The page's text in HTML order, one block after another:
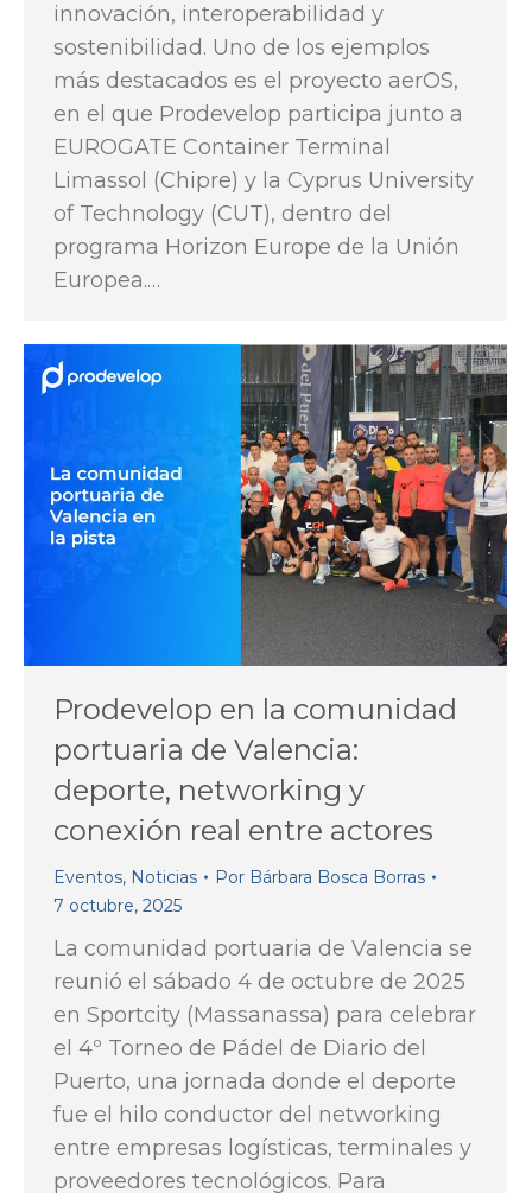
innovación, interoperabilidad y
sostenibilidad. Uno de los ejemplos
más destacados es el proyecto aerOS,
en el que Prodevelop participa junto a
EUROGATE Container Terminal
Limassol (Chipre) y la Cyprus University
of Technology (CUT), dentro del
programa Horizon Europe de la Unión
Europea.…
Prodevelop en la comunidad
portuaria de Valencia:
deporte, networking y
conexión real entre actores
Eventos, Noticias Por Bárbara Bosca Borras
7 octubre, 2025
La comunidad portuaria de Valencia se
reunió el sábado 4 de octubre de 2025
en Sportcity (Massanassa) para celebrar
el 4º Torneo de Pádel de Diario del
Puerto, una jornada donde el deporte
fue el hilo conductor del networking
entre empresas logísticas, terminales y
proveedores tecnológicos. Para